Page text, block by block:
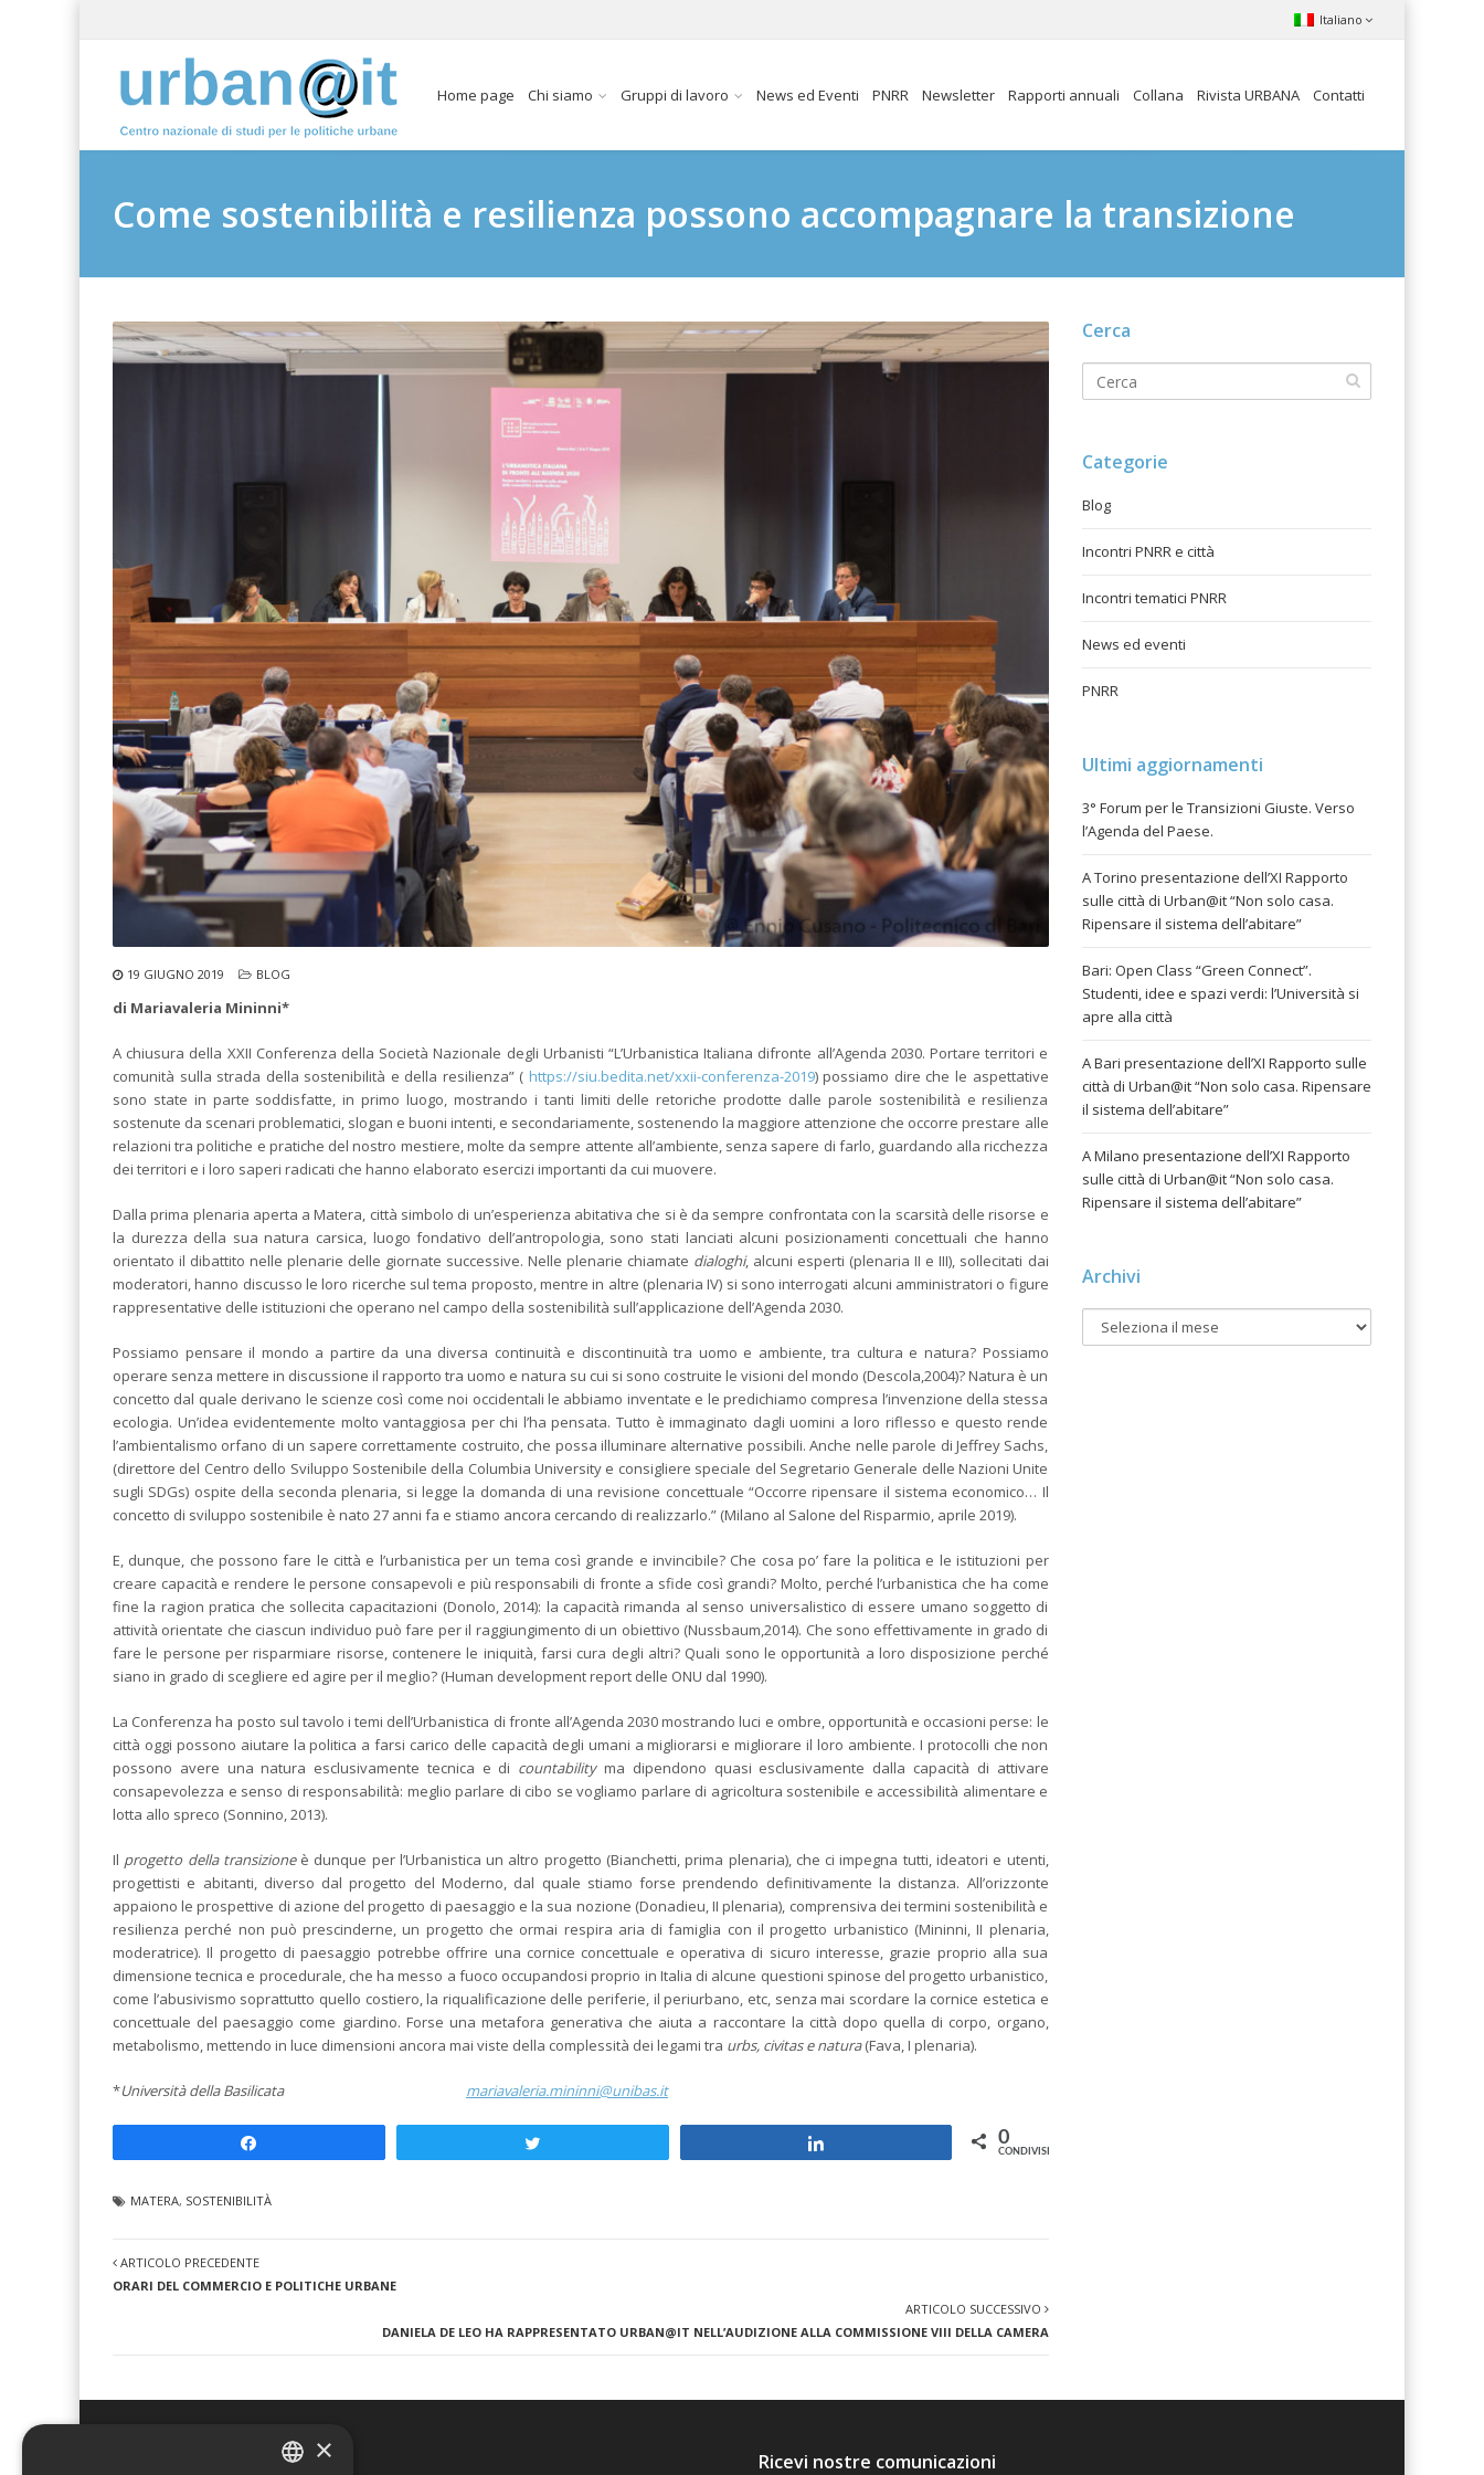
Italiano
Home page Chi siamo Gruppi di lavoro News ed Eventi PNRR Newsletter Rapporti annuali Collana Rivista URBANA Contatti
Come sostenibilità e resilienza possono accompagnare la transizione
19 GIUGNO 2019 BLOG
di Mariavaleria Mininni*
A chiusura della XXII Conferenza della Società Nazionale degli Urbanisti “L’Urbanistica Italiana difronte all’Agenda 2030. Portare territori e
comunità sulla strada della sostenibilità e della resilienza” ( https://siu.bedita.net/xxii-conferenza-2019)possiamo dire che le aspettative
sono state in parte soddisfatte, in primo luogo, mostrando i tanti limiti delle retoriche prodotte dalle parole sostenibilità e resilienza
sostenute da scenari problematici, slogan e buoni intenti, e secondariamente, sostenendo la maggiore attenzione che occorre prestare alle
relazioni tra politiche e pratiche del nostro mestiere, molte da sempre attente all’ambiente, senza sapere di farlo, guardando alla ricchezza
dei territori e i loro saperi radicati che hanno elaborato esercizi importanti da cui muovere.
Dalla prima plenaria aperta a Matera, città simbolo di un’esperienza abitativa che si è da sempre confrontata con la scarsità delle risorse e
la durezza della sua natura carsica, luogo fondativo dell’antropologia, sono stati lanciati alcuni posizionamenti concettuali che hanno
orientato il dibattito nelle plenarie delle giornate successive. Nelle plenarie chiamate dialoghi, alcuni esperti (plenaria II e III), sollecitati dai
moderatori, hanno discusso le loro ricerche sul tema proposto, mentre in altre (plenaria IV) si sono interrogati alcuni amministratori o figure
rappresentative delle istituzioni che operano nel campo della sostenibilità sull’applicazione dell’Agenda 2030.
Possiamo pensare il mondo a partire da una diversa continuità e discontinuità tra uomo e ambiente, tra cultura e natura? Possiamo
operare senza mettere in discussione il rapporto tra uomo e natura su cui si sono costruite le visioni del mondo (Descola,2004)? Natura è un
concetto dal quale derivano le scienze così come noi occidentali le abbiamo inventate e le predichiamo compresa l’invenzione della stessa
ecologia. Un’idea evidentemente molto vantaggiosa per chi l’ha pensata. Tutto è immaginato dagli uomini a loro riflesso e questo rende
l’ambientalismo orfano di un sapere correttamente costruito, che possa illuminare alternative possibili. Anche nelle parole di Jeffrey Sachs,
(direttore del Centro dello Sviluppo Sostenibile della Columbia University e consigliere speciale del Segretario Generale delle Nazioni Unite
sugli SDGs) ospite della seconda plenaria, si legge la domanda di una revisione concettuale “Occorre ripensare il sistema economico… Il
concetto di sviluppo sostenibile è nato 27 anni fa e stiamo ancora cercando di realizzarlo.” (Milano al Salone del Risparmio, aprile 2019).
E, dunque, che possono fare le città e l’urbanistica per un tema così grande e invincibile? Che cosa po’ fare la politica e le istituzioni per
creare capacità e rendere le persone consapevoli e più responsabili di fronte a sfide così grandi? Molto, perché l’urbanistica che ha come
fine la ragion pratica che sollecita capacitazioni (Donolo, 2014): la capacità rimanda al senso universalistico di essere umano soggetto di
attività orientate che ciascun individuo può fare per il raggiungimento di un obiettivo (Nussbaum,2014). Che sono effettivamente in grado di
fare le persone per risparmiare risorse, contenere le iniquità, farsi cura degli altri? Quali sono le opportunità a loro disposizione perché
siano in grado di scegliere ed agire per il meglio? (Human development report delle ONU dal 1990).
La Conferenza ha posto sul tavolo i temi dell’Urbanistica di fronte all’Agenda 2030 mostrando luci e ombre, opportunità e occasioni perse: le
città oggi possono aiutare la politica a farsi carico delle capacità degli umani a migliorarsi e migliorare il loro ambiente. I protocolli che non
possono avere una natura esclusivamente tecnica e di countabilityma dipendono quasi esclusivamente dalla capacità di attivare
consapevolezza e senso di responsabilità: meglio parlare di cibo se vogliamo parlare di agricoltura sostenibile e accessibilità alimentare e
lotta allo spreco (Sonnino, 2013).
Il progetto della transizioneè dunque per l’Urbanistica un altro progetto (Bianchetti, prima plenaria), che ci impegna tutti, ideatori e utenti,
progettisti e abitanti, diverso dal progetto del Moderno, dal quale stiamo forse prendendo definitivamente la distanza. All’orizzonte
appaiono le prospettive di azione del progetto di paesaggio e la sua nozione (Donadieu, II plenaria), comprensiva dei termini sostenibilità e
resilienza perché non può prescinderne, un progetto che ormai respira aria di famiglia con il progetto urbanistico (Mininni, II plenaria,
moderatrice). Il progetto di paesaggio potrebbe offrire una cornice concettuale e operativa di sicuro interesse, grazie proprio alla sua
dimensione tecnica e procedurale, che ha messo a fuoco occupandosi proprio in Italia di alcune questioni spinose del progetto urbanistico,
come l’abusivismo soprattutto quello costiero, la riqualificazione delle periferie, il periurbano, etc, senza mai scordare la cornice estetica e
concettuale del paesaggio come giardino. Forse una metafora generativa che aiuta a raccontare la città dopo quella di corpo, organo,
metabolismo, mettendo in luce dimensioni ancora mai viste della complessità dei legami tra urbs, civitas e natura(Fava, I plenaria).
*Università della Basilicata mariavaleria.mininni@unibas.it
0
CONDIVISIONI
MATERA, SOSTENIBILITÀ
ARTICOLO PRECEDENTE
ORARI DEL COMMERCIO E POLITICHE URBANE
ARTICOLO SUCCESSIVO
DANIELA DE LEO HA RAPPRESENTATO URBAN@IT NELL’AUDIZIONE ALLA COMMISSIONE VIII DELLA CAMERA
Cerca
Categorie
Blog
Incontri PNRR e città
Incontri tematici PNRR
News ed eventi
PNRR
Ultimi aggiornamenti
3° Forum per le Transizioni Giuste. Verso
l’Agenda del Paese.
A Torino presentazione dell’XI Rapporto
sulle città di Urban@it “Non solo casa.
Ripensare il sistema dell’abitare”
Bari: Open Class “Green Connect”.
Studenti, idee e spazi verdi: l’Università si
apre alla città
A Bari presentazione dell’XI Rapporto sulle
città di Urban@it “Non solo casa. Ripensare
il sistema dell’abitare”
A Milano presentazione dell’XI Rapporto
sulle città di Urban@it “Non solo casa.
Ripensare il sistema dell’abitare”
Archivi
Ricevi nostre comunicazioni
×